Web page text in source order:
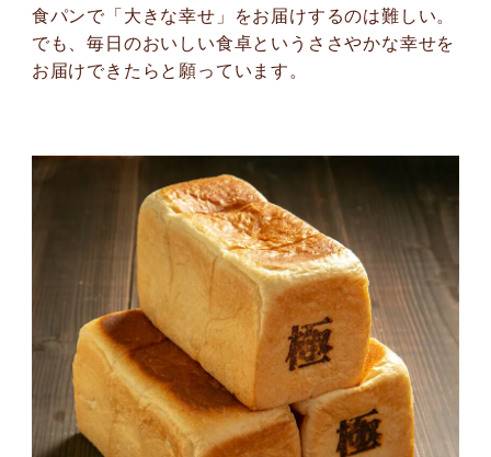
食パンで「大きな幸せ」をお届けするのは難しい。
でも、毎日のおいしい食卓というささやかな幸せを
お届けできたらと願っています。